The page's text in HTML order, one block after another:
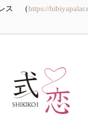
ス （https://